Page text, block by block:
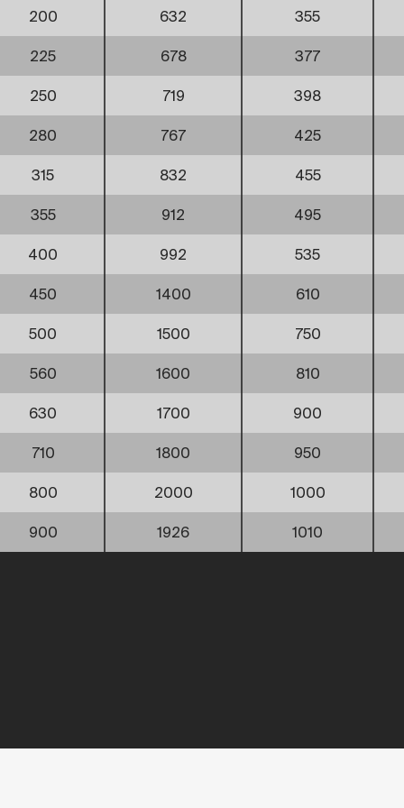
200 632 355
225 678 377
250 719 398
280 767 425
315 832 455
355 912 495
400 992 535
450 1400 610
500 1500 750
560 1600 810
630 1700 900
710 1800 950
800 2000 1000
900 1926 1010